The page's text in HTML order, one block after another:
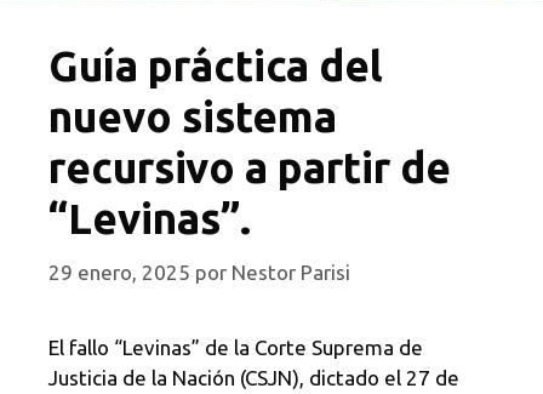
Guía práctica del
nuevo sistema
recursivo a partir de
“Levinas”.
29 enero, 2025 por Nestor Parisi
El fallo “Levinas” de la Corte Suprema de
Justicia de la Nación (CSJN), dictado el 27 de